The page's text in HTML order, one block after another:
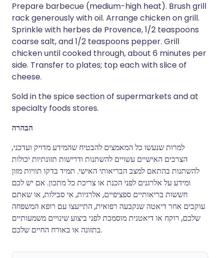
Prepare barbecue (medium-high heat). Brush grill
rack generously with oil. Arrange chicken on grill.
Sprinkle with herbes de Provence, 1/2 teaspoons
coarse salt, and 1/2 teaspoons pepper. Grill
chicken until cooked through, about 6 minutes per
side. Transfer to plates; top each with slice of
cheese.
Sold in the spice section of supermarkets and at
specialty foods stores.
הבהרה
למרות שנעשו כל המאמצים להבטיח שהמידע מדויק ועדכני,
הצרכים האישיים עשויים להשתנות ודרישות תזונתיות יכולות
להשתנות בהתאם למצב הבריאותי האישי. תמיד בדקו תוויות מזון
ומידע על אלרגנים לפני הכנת או צריכת כל מתכון. אם יש לכם
חששות בריאותיים ספציפיים, אלרגיות, אי סבילות, או שאתם
עוקבים אחר דיאטה שנקבעה רפואית, התייעצו עם רופא המשפחה
שלכם, רוקח או דיאטנית מוסמכת לפני ביצוע שינויים משמעותיים
בתזונה או באורח החיים שלכם.